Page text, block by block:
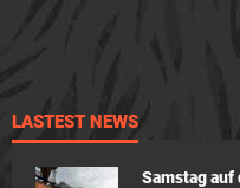
LASTEST NEWS
Samstag